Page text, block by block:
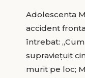
Adolescenta
accident
întrebat:
supraviețuit
murit pe loc;